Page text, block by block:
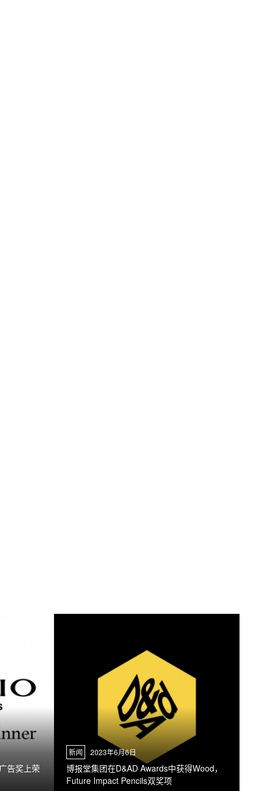
告奖上荣
新闻 2023年6月6日
博报堂集团在D&AD Awards中获得Wood，
Future Impact Pencils双奖项